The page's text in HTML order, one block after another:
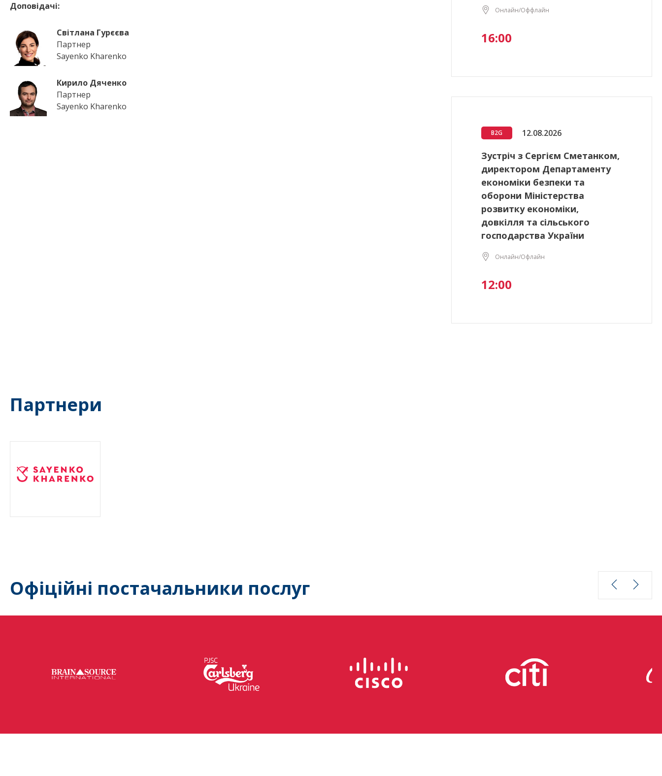
Доповідачі:
Світлана Гурєєва
Партнер
Sayenko Kharenko
Кирило Дяченко
Партнер
Sayenko Kharenko
Онлайн/Оффлайн
16:00
B2G 12.08.2026
Зустріч з Сергієм Сметанком,
директором Департаменту
економіки безпеки та
оборони Міністерства
розвитку економіки,
довкілля та сільського
господарства України
Онлайн/Офлайн
12:00
Партнери
Офіційні постачальники послуг